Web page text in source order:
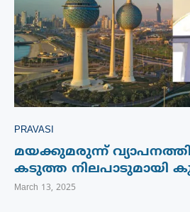
PRAVASI
മയക്കുമരുന്ന്
കടുത്ത നിലപാടുമായി
March 13, 2025